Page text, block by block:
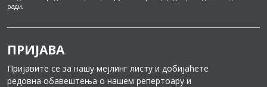
ради.
ПРИЈАВА
Пријавите се за нашу мејлинг листу и добијаћете
редовна обавештења о нашем репертоару и